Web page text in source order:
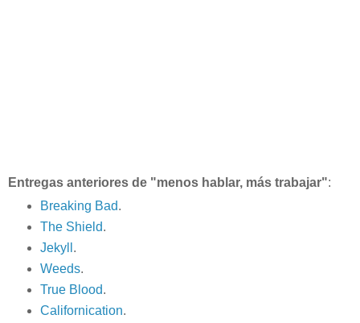
Entregas anteriores de "menos hablar, más trabajar":
Breaking Bad.
The Shield.
Jekyll .
Weeds.
True Blood.
Californication.